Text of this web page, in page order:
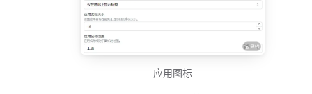
应用图标